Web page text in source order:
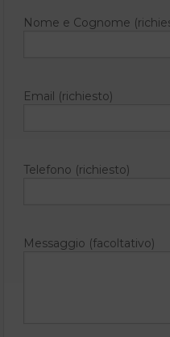
Nome e Cognome
Email (richiesto)
Telefono (richiesto)
Messaggio (facoltativo)